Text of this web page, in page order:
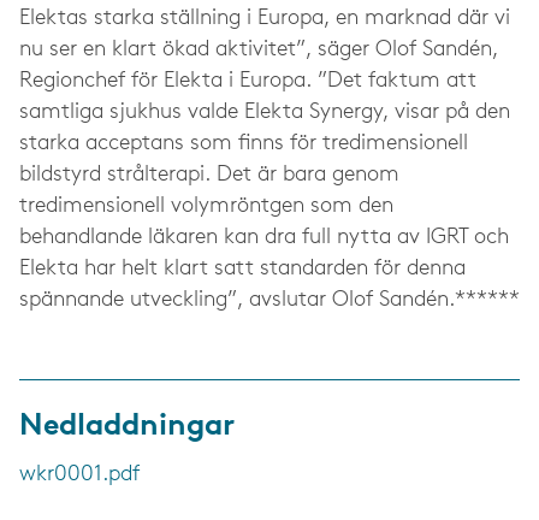
Elektas starka ställning i Europa, en marknad där vi
nu ser en klart ökad aktivitet”, säger Olof Sandén,
Regionchef för Elekta i Europa. ”Det faktum att
samtliga sjukhus valde Elekta Synergy, visar på den
starka acceptans som finns för tredimensionell
bildstyrd strålterapi. Det är bara genom
tredimensionell volymröntgen som den
behandlande läkaren kan dra full nytta av IGRT och
Elekta har helt klart satt standarden för denna
spännande utveckling”, avslutar Olof Sandén.******
Nedladdningar
wkr0001.pdf